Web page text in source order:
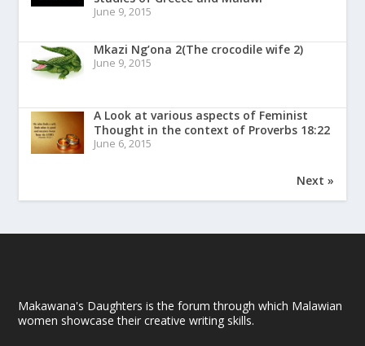
June 9, 2015
Mkazi Ng’ona 2(The crocodile wife 2)
June 9, 2015
A Look at various aspects of Feminist
Thought in the context of Proverbs 18:22
June 6, 2015
Next »
Makawana's Daughters is the forum through which Malawian
women showcase their creative writing skills.